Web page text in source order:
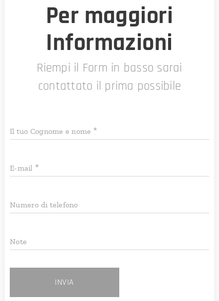
Per maggiori
Informazioni
Riempi il Form in basso sarai
contattato il prima possibile
Il tuo Cognome e nome
E-mail
Numero di telefono
Note
INVIA